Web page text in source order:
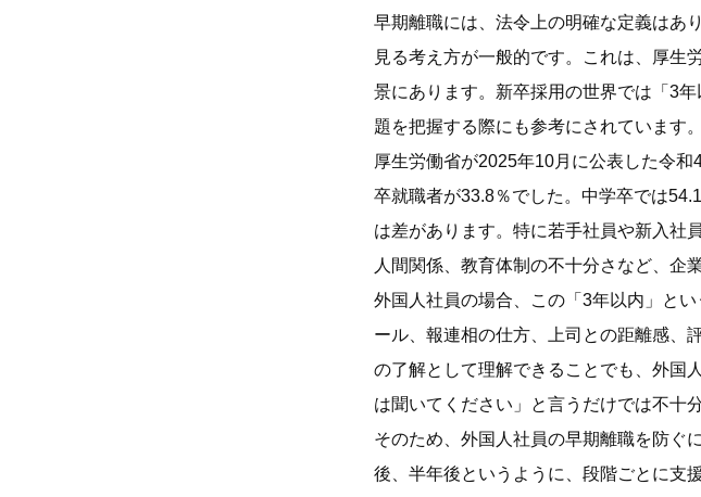
早期離職には、法令上の明確な定義はあ
見る考え方が一般的です。これは、厚生
景にあります。新卒採用の世界では「3
題を把握する際にも参考にされています。
厚生労働省が2025年10月に公表した令
卒就職者が33.8％でした。中学卒では
は差があります。特に若手社員や新入社
人間関係、教育体制の不十分さなど、企
外国人社員の場合、この「3年以内」と
ール、報連相の仕方、上司との距離感、
の了解として理解できることでも、外国
は聞いてください」と言うだけでは不十
そのため、外国人社員の早期離職を防ぐ
後、半年後というように、段階ごとに支